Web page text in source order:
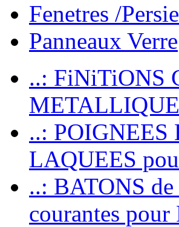
Fenetres /
Panneaux Verre
..: FiNiTiONS
..:
LAQUEES
..: BATONS
courantes pour